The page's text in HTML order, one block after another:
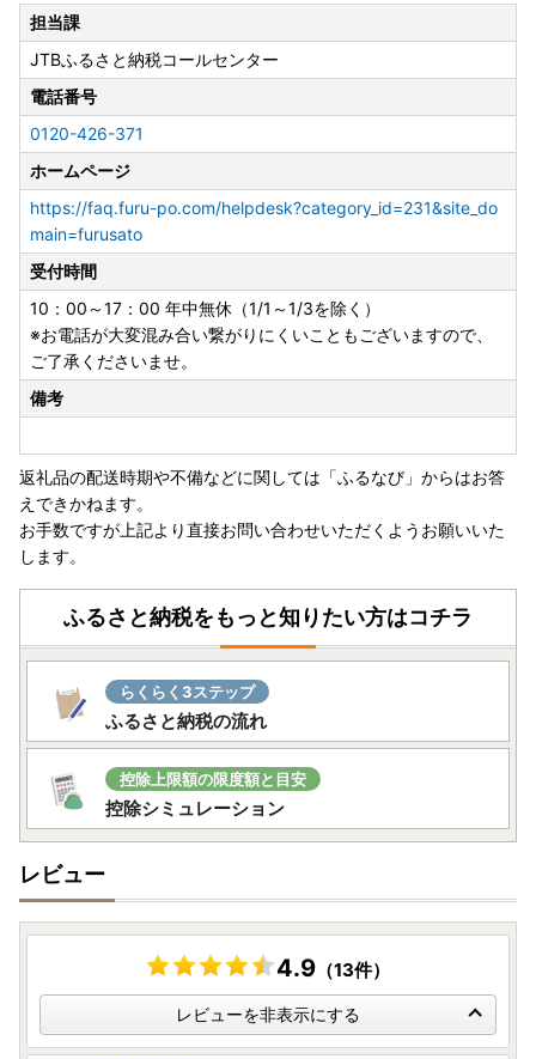
◆お礼の品配送について◆
早期納品や納期日指定、数か月先の納品希望等のご要望はお
受けできません。
お届けまでに２～４か月かかる場合がございます。
※配送に関するお問い合わせ（ご不在日や長期不在のご予定
がある場合）は、ご寄附後に下記問い合わせフォームまたは
JTBふるさと納税コールセンターまでお電話にてご連絡いた
だけますようお願いいたします。
（ご希望にそえない場合はご了承くださいませ）
◆アイリスオーヤマ製品について◆
※「組み立て不要」の記載がないものは、お客様組み立てと
なっております。（工具は入っておりません）
※メーカー保証は、アイリスオーヤマの規定に準じます。
（詳細はアイリスオーヤマ公式HP内「お客様サポート・お
問合せ」で検索ください）
明書を保管ください。
※保証期間の開始日は、返礼品のお届け日から対象といたし
ます。
※保証適用外品もありますことご承知おきください。
※未開封・未使用であっても、メーカー保証の期間は変わり
ません
保証期間内に故障や不具合が生じた場合は、保証規定にした
がって修理や交換等の方法でご対応となりますので、アイリ
同梱されている保証書に記載の連絡先までお問い合わせくだ
さい。
～問い合わせについて～
JTBふるさと納税コールセンター
お問い合わせフォーム：https://faq.furu-po.com/helpdes
k?category_id=231&site_domain=furusato
営業時間：10：00～17：00（1/1～1/3を除く）
商品不具合などのお問い合わせも、こちらのお問い合わせ先
レビューへの書き込みでは対応できませんのでご了承願いま
す
担当課
JTBふるさと納税コールセンター
電話番号
0120-426-371
ホームページ
https://faq.furu-po.com/helpdesk?category_id=231&site_do
main=furusato
受付時間
10：00～17：00 年中無休（1/1～1/3を除く）
※お電話が大変混み合い繋がりにくいこともございますので、
ご了承くださいませ。
備考
返礼品の配送時期や不備などに関しては「ふるなび」からはお答
えできかねます。
お手数ですが上記より直接お問い合わせいただくようお願いいた
します。
ふるさと納税をもっと知りたい方はコチラ
らくらく3ステップ
ふるさと納税の流れ
控除上限額の限度額と目安
控除シミュレーション
レビュー
4.9 （13件）
レビューを非表示にする